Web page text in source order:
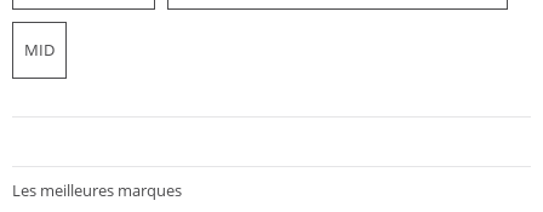
MID
Les meilleures marques